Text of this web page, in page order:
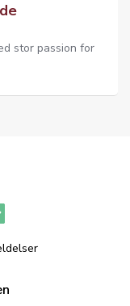
stor passion for